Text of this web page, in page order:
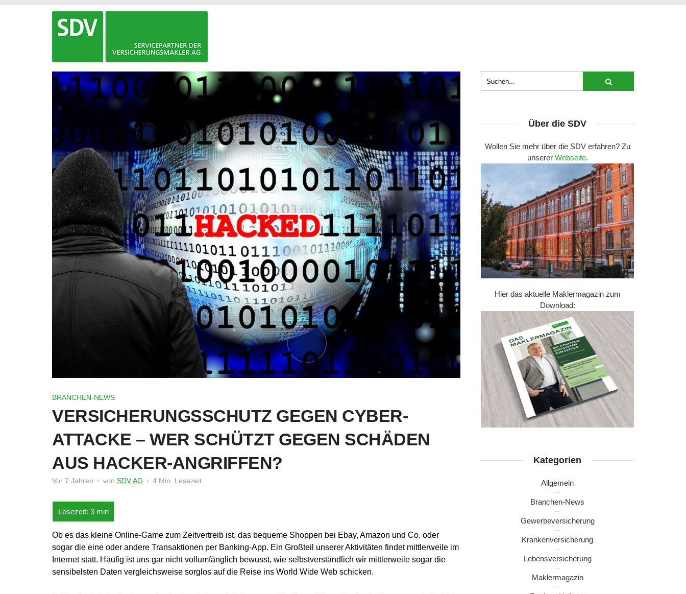
BRANCHEN-NEWS
VERSICHERUNGSSCHUTZ GEGEN CYBER-
ATTACKE – WER SCHÜTZT GEGEN SCHÄDEN
AUS HACKER-ANGRIFFEN?
Vor 7 Jahren von SDV AG 4 Min. Lesezeit
Ob es das kleine Online-Game zum Zeitvertreib ist, das bequeme Shoppen bei Ebay, Amazon und Co. oder
sogar die eine oder andere Transaktionen per Banking-App. Ein Großteil unserer Aktivitäten findet mittlerweile im
Internet statt. Häufig ist uns gar nicht vollumfänglich bewusst, wie selbstverständlich wir mittlerweile sogar die
sensibelsten Daten vergleichsweise sorglos auf die Reise ins World Wide Web schicken.
Über die SDV
Wollen Sie mehr über die SDV erfahren? Zu
unserer Webseite.
Hier das aktuelle Maklermagazin zum
Download:
Kategorien
Allgemein
Branchen-News
Gewerbeversicherung
Krankenversicherung
Lebensversicherung
Maklermagazin